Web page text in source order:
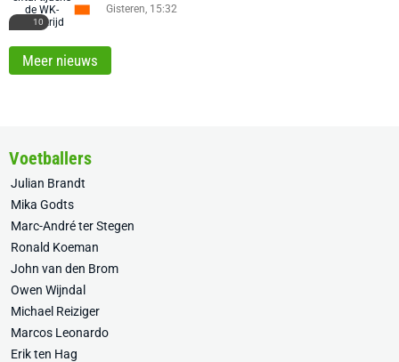
10
Gisteren, 15:32
Meer nieuws
Voetballers
Julian Brandt
Mika Godts
Marc-André ter Stegen
Ronald Koeman
John van den Brom
Owen Wijndal
Michael Reiziger
Marcos Leonardo
Erik ten Hag